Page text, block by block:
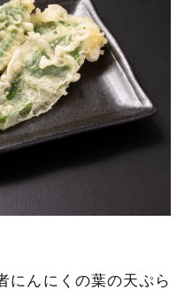
にんにくの葉の天ぷら